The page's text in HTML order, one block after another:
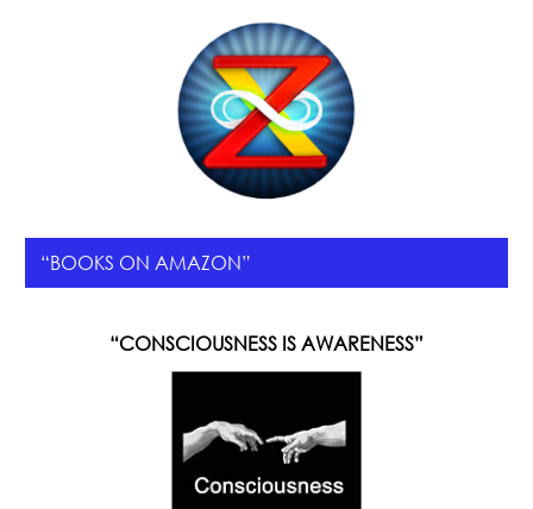
“BOOKS ON AMAZON”
“CONSCIOUSNESS IS AWARENESS”